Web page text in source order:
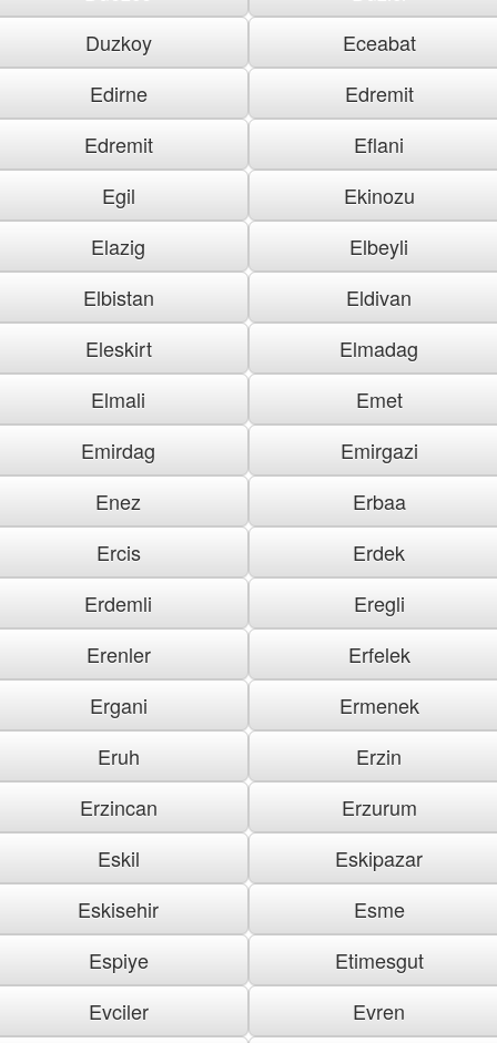
Duzkoy
Eceabat
Edirne
Edremit
Edremit
Eflani
Egil
Ekinozu
Elazig
Elbeyli
Elbistan
Eldivan
Eleskirt
Elmadag
Elmali
Emet
Emirdag
Emirgazi
Enez
Erbaa
Ercis
Erdek
Erdemli
Eregli
Erenler
Erfelek
Ergani
Ermenek
Eruh
Erzin
Erzincan
Erzurum
Eskil
Eskipazar
Eskisehir
Esme
Espiye
Etimesgut
Evciler
Evren